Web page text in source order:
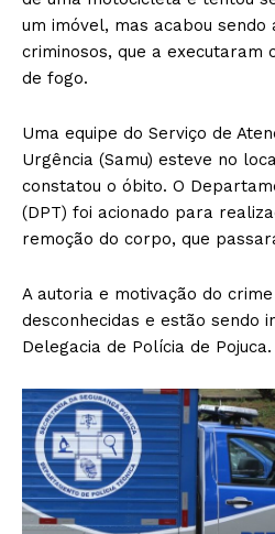
um imóvel, mas acabou sendo
criminosos, que a executaram
de fogo.
Uma equipe do Serviço de
Urgência (Samu) esteve no
constatou o óbito. O
(DPT) foi acionado para
remoção do corpo, que
A autoria e motivação do
desconhecidas e estão sendo
Delegacia de Polícia de Pojuca.